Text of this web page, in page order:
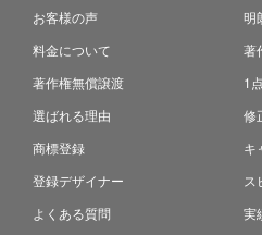
お客様の声
料金について
著作権無償譲渡
選ばれる理由
商標登録
登録デザイナー
よくある質問
明
著
1
修
キ
ス
実